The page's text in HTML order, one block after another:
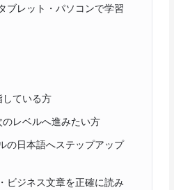
ブレット・パソコンで学習
している方
のレベルへ進みたい方
の日本語へステップアップ
ビジネス文章を正確に読み